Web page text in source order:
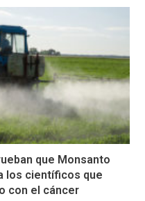
que Monsanto
los científicos que
con el cáncer